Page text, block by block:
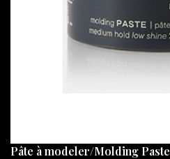
Pâte à modeler/Molding Paste